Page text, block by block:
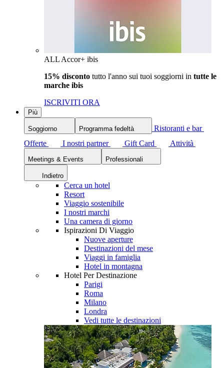
ALL Accor+ ibis
15% disconto tutto l'anno sui tuoi soggiorni in tutte le
marche ibis
ISCRIVITI ORA
Più
Soggiorno Programma fedeltà
Ristoranti e bar
Offerte
I nostri partner Gift Card Attività
Meetings & Events Professionali
Indietro
Cerca un hotel
Resort
Viaggio sostenibile
I nostri marchi
Una camera di giorno
Ispirazioni Di Viaggio
Nuove aperture
Destinazioni del mese
Viaggi in famiglia
Hotel in montagna
Hotel Per Destinazione
Parigi
Roma
Milano
Londra
Vedi tutte le destinazioni